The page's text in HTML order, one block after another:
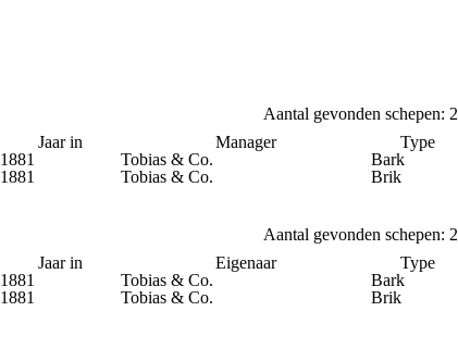
Aantal gevonden schepen: 2
Jaar in Manager Type
1881 Tobias & Co. Bark
1881 Tobias & Co. Brik
Aantal gevonden schepen: 2
Jaar in Eigenaar Type
1881 Tobias & Co. Bark
1881 Tobias & Co. Brik